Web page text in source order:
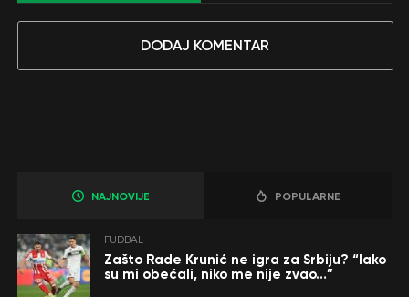
DODAJ KOMENTAR
NAJNOVIJE POPULARNE
FUDBAL
Zašto Rade Krunić ne igra za Srbiju? “Iako
su mi obećali, niko me nije zvao…”